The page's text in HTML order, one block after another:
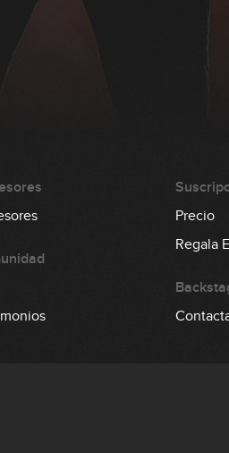
Precio
Regala